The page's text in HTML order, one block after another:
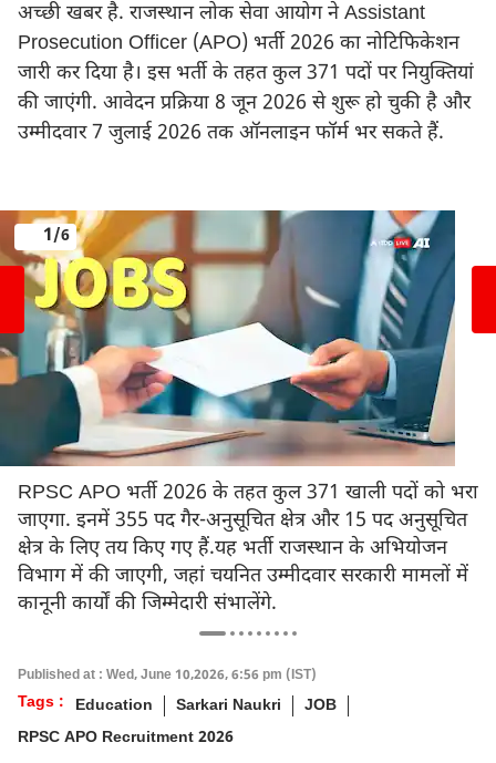
अच्छी खबर है. राजस्थान लोक सेवा आयोग ने Assistant
Prosecution Officer (APO) भर्ती 2026 का नोटिफिकेशन
जारी कर दिया है। इस भर्ती के तहत कुल 371 पदों पर नियुक्तियां
की जाएंगी. आवेदन प्रक्रिया 8 जून 2026 से शुरू हो चुकी है और
उम्मीदवार 7 जुलाई 2026 तक ऑनलाइन फॉर्म भर सकते हैं.
1/6
RPSC APO भर्ती 2026 के तहत कुल 371 खाली पदों को भरा
जाएगा. इनमें 355 पद गैर-अनुसूचित क्षेत्र और 15 पद अनुसूचित
क्षेत्र के लिए तय किए गए हैं.यह भर्ती राजस्थान के अभियोजन
विभाग में की जाएगी, जहां चयनित उम्मीदवार सरकारी मामलों में
कानूनी कार्यों की जिम्मेदारी संभालेंगे.
Published at : Wed, June 10,2026, 6:56 pm (IST)
Tags : Education Sarkari Naukri
JOB
RPSC APO Recruitment 2026